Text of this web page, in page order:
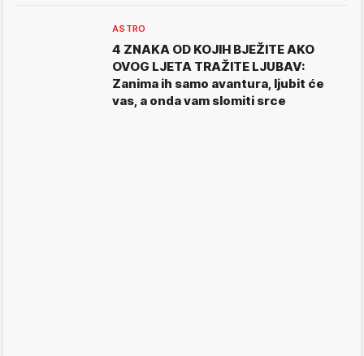
ASTRO
4 ZNAKA OD KOJIH BJEŽITE AKO
OVOG LJETA TRAŽITE LJUBAV:
Zanima ih samo avantura, ljubit će
vas, a onda vam slomiti srce